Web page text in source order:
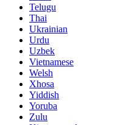
Telugu
Thai
Ukrainian
Urdu
Uzbek
Vietnamese
Welsh
Xhosa
Yiddish
Yoruba
Zulu